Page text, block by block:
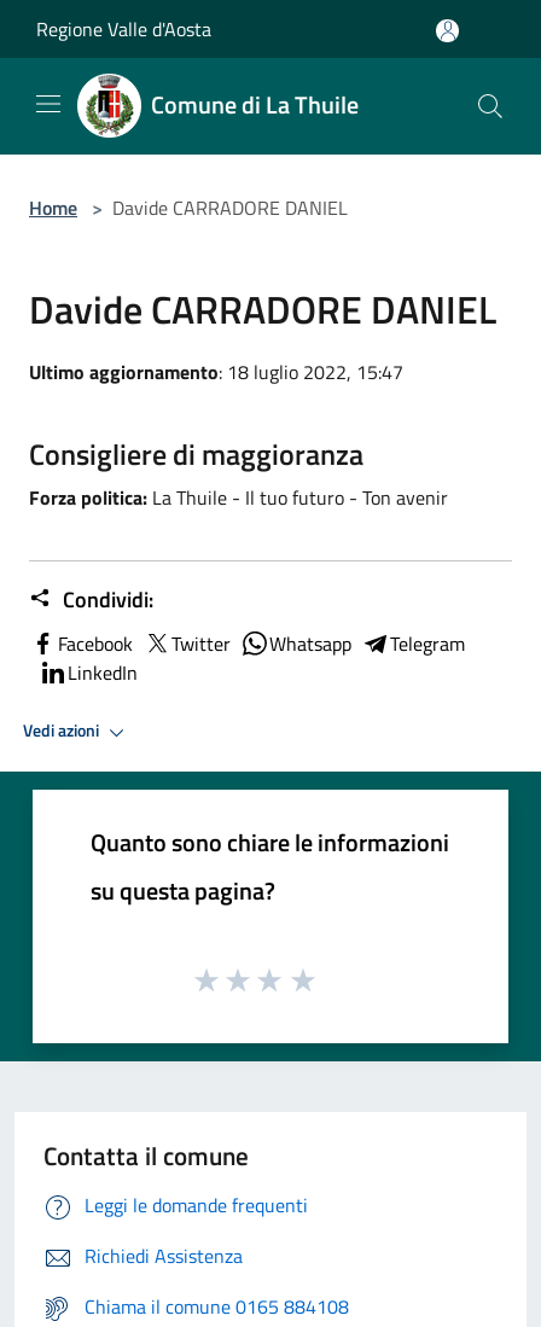
Regione Valle d'Aosta
Comune di La Thuile
Home > Davide CARRADORE DANIEL
Davide CARRADORE DANIEL
Ultimo aggiornamento: 18 luglio 2022, 15:47
Consigliere di maggioranza
Forza politica: La Thuile - Il tuo futuro - Ton avenir
Condividi:
Facebook Twitter Whatsapp
Telegram
LinkedIn
Vedi azioni
Quanto sono chiare le informazioni
su questa pagina?
Contatta il comune
Leggi le domande frequenti
Richiedi Assistenza
Chiama il comune 0165 884108